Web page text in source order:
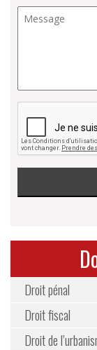
Droit pénal
Droit fiscal
Droit de